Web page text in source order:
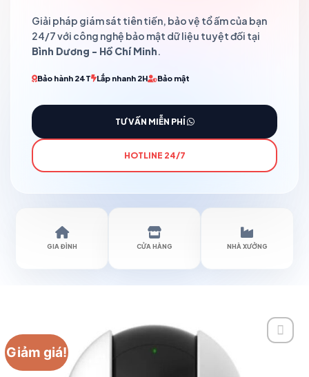
Giải pháp giám sát tiên tiến, bảo vệ tổ ấm của bạn
24/7 với công nghệ bảo mật dữ liệu tuyệt đối tại
Bình Dương - Hồ Chí Minh.
Bảo hành 24T Lắp nhanh 2H Bảo mật
TƯ VẤN MIỄN PHÍ
HOTLINE 24/7
GIA ĐÌNH CỬA HÀNG NHÀ XƯỞNG
Giảm giá!